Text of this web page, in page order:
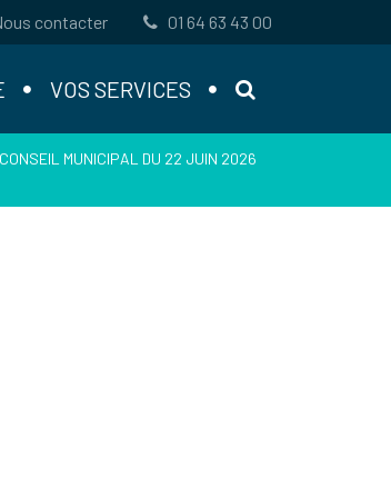
contacter 01 64 63 43 00
VOS SERVICES
CONSEIL MUNICIPAL DU 22 JUIN 2026